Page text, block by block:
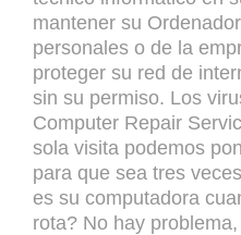
mantener su
personales o de la
proteger su red de
sin su permiso. Los
Computer Repair
sola visita podemos
para que sea tres
es su computadora
rota? No hay